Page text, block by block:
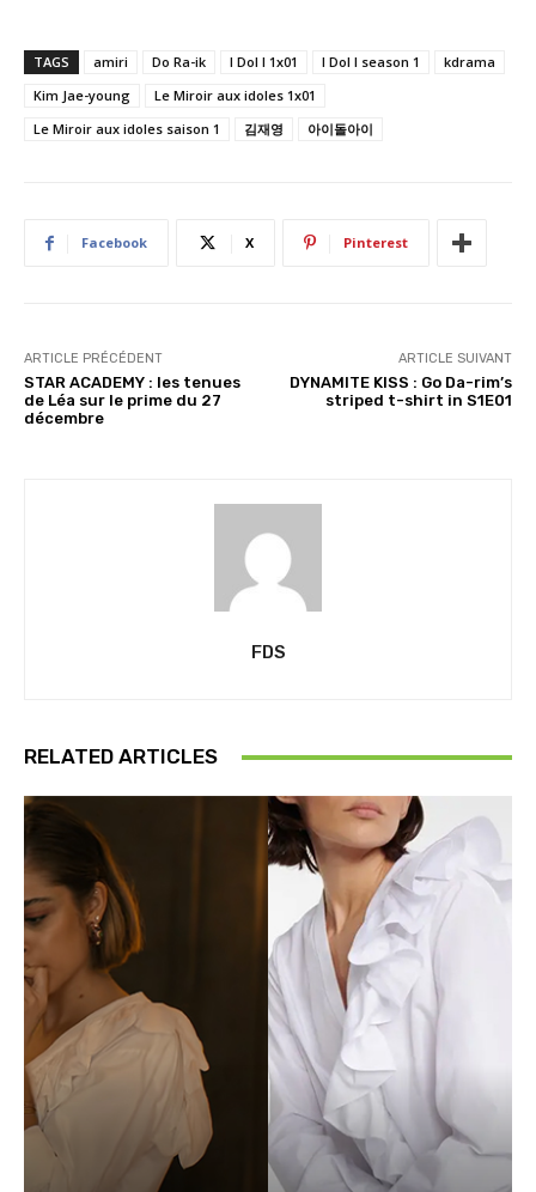
r
g
e
m
…
TAGS amiri Do Ra-ik I Dol I 1x01 I Dol I season 1
kdrama
Kim Jae-young
Le Miroir aux idoles 1x01
Le Miroir aux idoles saison 1
김재영 아이돌아이
Facebook X Pinterest
ARTICLE PRÉCÉDENT
STAR ACADEMY : les tenues
de Léa sur le prime du 27
décembre
ARTICLE SUIVANT
DYNAMITE KISS : Go Da-rim’s
striped t-shirt in S1E01
FDS
RELATED ARTICLES